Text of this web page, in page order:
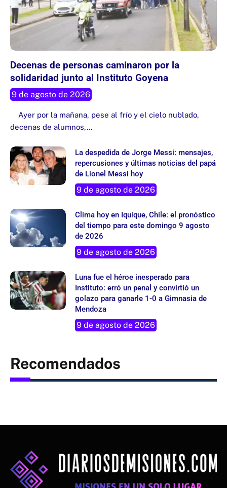
Decenas de personas caminaron por la
solidaridad junto al Instituto Goyena
9 de agosto de 2026
Ayer por la mañana, pese al frío y el cielo nublado,
decenas de alumnos,…
La despedida de Jorge Messi: mensajes,
repercusiones y últimas noticias del papá
de Lionel Messi hoy
9 de agosto de 2026
Clima hoy en Iquique, Chile: el pronóstico
del tiempo para este domingo 9 agosto
de 2026
9 de agosto de 2026
Luna fue el héroe inesperado para
Instituto: erró un penal y convirtió un
golazo para ganarle 1-0 a Gimnasia de
Mendoza
9 de agosto de 2026
Recomendados